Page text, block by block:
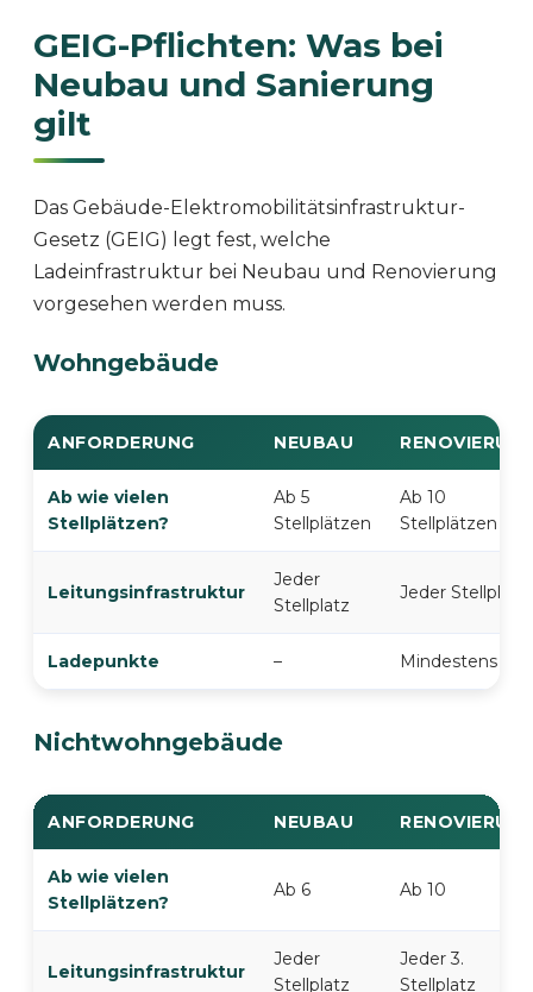
GEIG-Pflichten: Was bei
Neubau und Sanierung
gilt
Das Gebäude-Elektromobilitätsinfrastruktur-
Gesetz (GEIG) legt fest, welche
Ladeinfrastruktur bei Neubau und Renovierung
vorgesehen werden muss.
Wohngebäude
ANFORDERUNG NEUBAU
Ab wie vielen
Stellplätzen?
Ab 5
Stellplätzen
Ab 10
Stellplätzen
Leitungsinfrastruktur
Jeder
Stellplatz
Jeder Stellplatz
Ladepunkte – Mindestens 1
Nichtwohngebäude
ANFORDERUNG NEUBAU
Ab wie vielen
Stellplätzen?
Ab 6 Ab 10
Leitungsinfrastruktur
Jeder
Stellplatz
Jeder 3.
Stellplatz